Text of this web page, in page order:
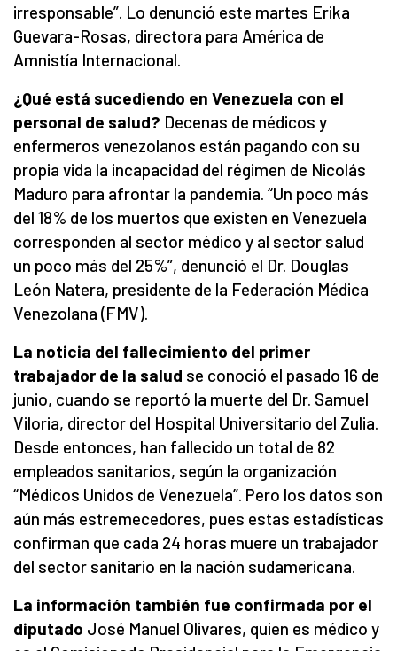
irresponsable”. Lo denunció este martes Erika
Guevara-Rosas, directora para América de
Amnistía Internacional.
¿Qué está sucediendo en Venezuela con el
personal de salud? Decenas de médicos y
enfermeros venezolanos están pagando con su
propia vida la incapacidad del régimen de Nicolás
Maduro para afrontar la pandemia. “Un poco más
del 18% de los muertos que existen en Venezuela
corresponden al sector médico y al sector salud
un poco más del 25%”, denunció el Dr. Douglas
León Natera, presidente de la Federación Médica
Venezolana (FMV).
La noticia del fallecimiento del primer
trabajador de la salud se conoció el pasado 16 de
junio, cuando se reportó la muerte del Dr. Samuel
Viloria, director del Hospital Universitario del Zulia.
Desde entonces, han fallecido un total de 82
empleados sanitarios, según la organización
“Médicos Unidos de Venezuela”. Pero los datos son
aún más estremecedores, pues estas estadísticas
confirman que cada 24 horas muere un trabajador
del sector sanitario en la nación sudamericana.
La información también fue confirmada por el
diputado José Manuel Olivares, quien es médico y